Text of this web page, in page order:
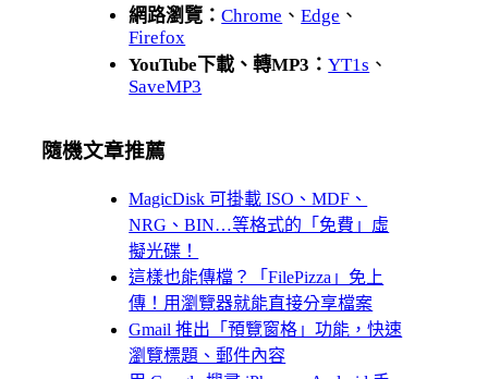
網路瀏覽：Chrome 、Edge 、
Firefox
YouTube下載、轉MP3：YT1s 、
SaveMP3
隨機文章推薦
MagicDisk 可掛載 ISO、MDF、
NRG、BIN…等格式的「免費」虛
擬光碟！
這樣也能傳檔？「FilePizza」免上
傳！用瀏覽器就能直接分享檔案
Gmail 推出「預覽窗格」功能，快速
瀏覽標題、郵件內容